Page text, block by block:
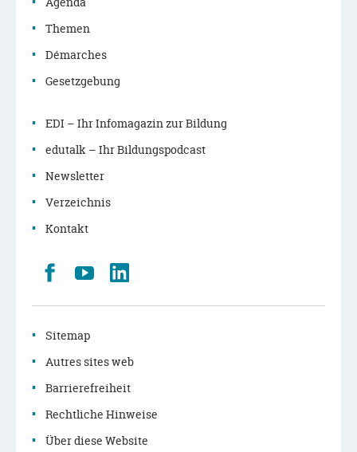
Themen
Démarches
Gesetzgebung
EDI – Ihr Infomagazin zur Bildung
edutalk – Ihr Bildungspodcast
Newsletter
Verzeichnis
Kontakt
Retrouvez
nous
Facebook
Youtube
Sitemap
Autres sites web
Barrierefreiheit
Rechtliche Hinweise
Über diese Website